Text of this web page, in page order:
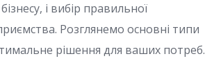
і вибір правильної
Розглянемо основні типи
рішення для ваших потреб.